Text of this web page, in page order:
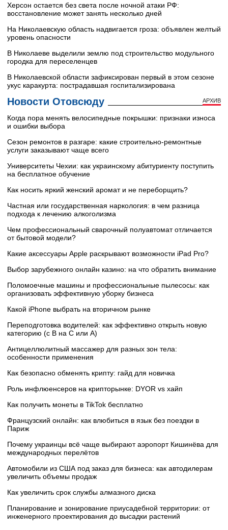
Херсон остается без света после ночной атаки РФ:
восстановление может занять несколько дней
На Николаевскую область надвигается гроза: объявлен желтый
уровень опасности
В Николаеве выделили землю под строительство модульного
городка для переселенцев
В Николаевской области зафиксирован первый в этом сезоне
укус каракурта: пострадавшая госпитализирована
Новости Отовсюду АРХИВ
Когда пора менять велосипедные покрышки: признаки износа
и ошибки выбора
Сезон ремонтов в разгаре: какие строительно-ремонтные
услуги заказывают чаще всего
Университеты Чехии: как украинскому абитуриенту поступить
на бесплатное обучение
Как носить яркий женский аромат и не переборщить?
Частная или государственная наркология: в чем разница
подхода к лечению алкоголизма
Чем профессиональный сварочный полуавтомат отличается
от бытовой модели?
Какие аксессуары Apple раскрывают возможности iPad Pro?
Выбор зарубежного онлайн казино: на что обратить внимание
Поломоечные машины и профессиональные пылесосы: как
организовать эффективную уборку бизнеса
Какой iPhone выбрать на вторичном рынке
Переподготовка водителей: как эффективно открыть новую
категорию (с B на C или А)
Антицеллюлитный массажер для разных зон тела:
особенности применения
Как безопасно обменять крипту: гайд для новичка
Роль инфлюенсеров на крипторынке: DYOR vs хайп
Как получить монеты в TikTok бесплатно
Французский онлайн: как влюбиться в язык без поездки в
Париж
Почему украинцы всё чаще выбирают аэропорт Кишинёва для
международных перелётов
Автомобили из США под заказ для бизнеса: как автодилерам
увеличить объемы продаж
Как увеличить срок службы алмазного диска
Планирование и зонирование приусадебной территории: от
инженерного проектирования до высадки растений